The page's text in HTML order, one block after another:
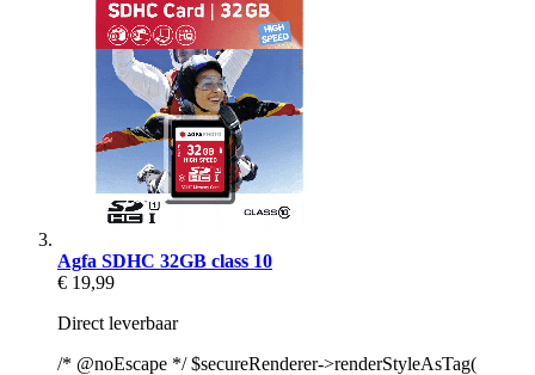
Agfa SDHC 32GB class 10
€ 19,99
Direct leverbaar
/* @noEscape */ $secureRenderer->renderStyleAsTag(